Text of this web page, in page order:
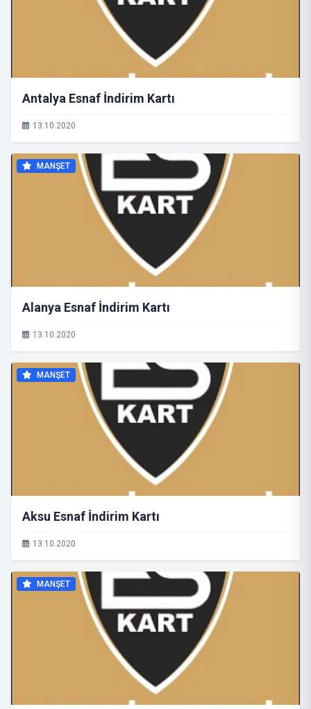
Antalya Esnaf İndirim Kartı
13.10.2020
MANŞET
Alanya Esnaf İndirim Kartı
13.10.2020
MANŞET
Aksu Esnaf İndirim Kartı
13.10.2020
MANŞET